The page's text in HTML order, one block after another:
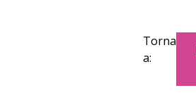
Torna
a: